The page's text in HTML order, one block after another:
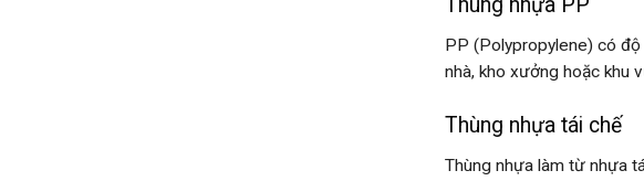
PP (Polypropylene) có
nhà, kho xưởng hoặc khu
Thùng nhựa tái chế
Thùng nhựa làm từ nhựa